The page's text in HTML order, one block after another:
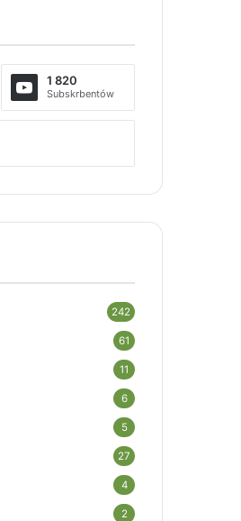
1 820
Subskrbentów
242
61
11
6
5
27
4
2